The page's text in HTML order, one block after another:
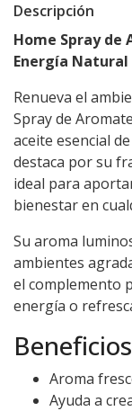
Descripción
Home Spray de
Energía Natural
Renueva el
Spray de
aceite esencial
destaca por su
ideal para
bienestar en
Su aroma
ambientes
el complemento
energía o
Beneficios
Aroma
Ayuda a